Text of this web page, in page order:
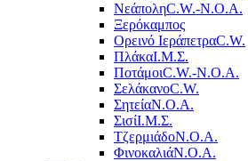
ΝεάποληC.W.-Ν.Ο.Α.
Ξερόκαμπος
Ορεινό ΙεράπετραC.W.
ΠλάκαΙ.Μ.Σ.
ΠοτάμοιC.W.-Ν.Ο.Α.
ΣελάκανοC.W.
ΣητείαΝ.Ο.Α.
ΣισίΙ.Μ.Σ.
ΤζερμιάδοΝ.Ο.Α.
ΦινοκαλιάΝ.Ο.Α.